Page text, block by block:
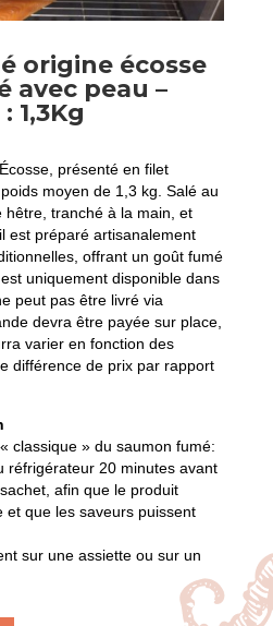
origine écosse
avec peau –
1,3Kg
présenté en filet
moyen de 1,3 kg. Salé au
hêtre, tranché à la main, et
est préparé artisanalement
offrant un goût fumé
uniquement disponible dans
peut pas être livré via
devra être payée sur place,
varier en fonction des
différence de prix par rapport
classique » du saumon fumé:
réfrigérateur 20 minutes avant
afin que le produit
et que les saveurs puissent
sur une assiette ou sur un